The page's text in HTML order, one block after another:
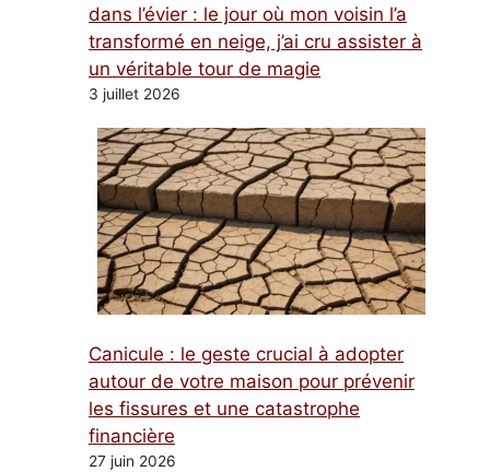
dans l’évier : le jour où mon voisin l’a
transformé en neige, j’ai cru assister à
un véritable tour de magie
3 juillet 2026
Canicule : le geste crucial à adopter
autour de votre maison pour prévenir
les fissures et une catastrophe
financière
27 juin 2026